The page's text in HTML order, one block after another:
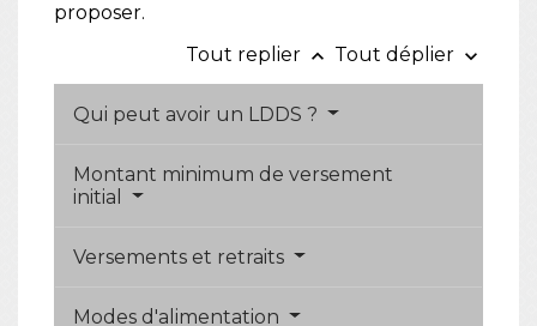
proposer.
Tout replier keyboard_arrow_up Tout déplier keyboard_arrow_down
Qui peut avoir un LDDS ?
Montant minimum de versement
initial
Versements et retraits
Modes d'alimentation